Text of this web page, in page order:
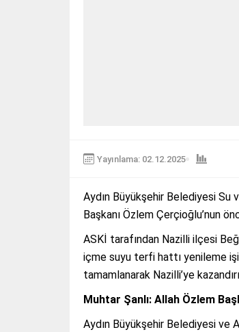
Yayınlama: 02.12.2025
Aydın Büyükşehir Belediyesi Su
Başkanı Özlem Çerçioğlu’nun
ASKİ tarafından Nazilli ilçesi
içme suyu terfi hattı yenileme
tamamlanarak Nazilli’ye
Muhtar Şanlı: Allah Özlem
Aydın Büyükşehir Belediyesi ve